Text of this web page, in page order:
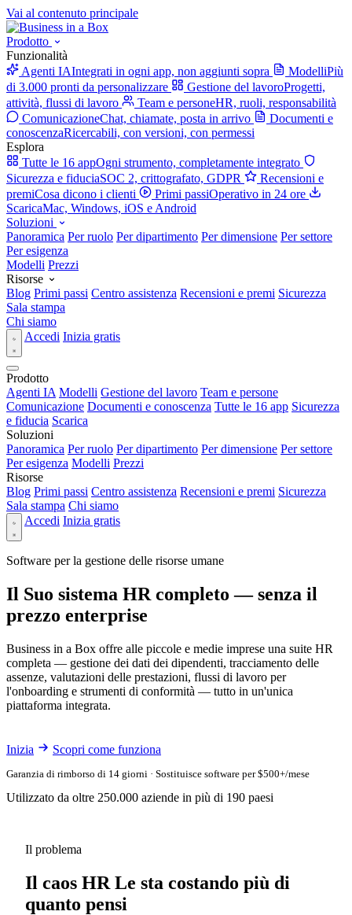
Vai al contenuto principale
Prodotto
Funzionalità
Agenti IAIntegrati in ogni app, non aggiunti sopra ModelliPiù
di 3.000 pronti da personalizzare
Gestione del lavoroProgetti,
attività, flussi di lavoro
Team e personeHR, ruoli, responsabilità
ComunicazioneChat, chiamate, posta in arrivo
Documenti e
conoscenzaRicercabili, con versioni, con permessi
Esplora
Tutte le 16 appOgni strumento, completamente integrato
Sicurezza e fiduciaSOC 2, crittografato, GDPR
Recensioni e
premiCosa dicono i clienti Primi passiOperativo in 24 ore
ScaricaMac, Windows, iOS e Android
Soluzioni
Panoramica Per ruolo Per dipartimento Per dimensione Per settore
Per esigenza
Modelli Prezzi
Risorse
Blog Primi passi Centro assistenza Recensioni e premi Sicurezza
Sala stampa
Chi siamo
Accedi Inizia gratis
Prodotto
Agenti IA Modelli Gestione del lavoro Team e persone
Comunicazione Documenti e conoscenza Tutte le 16 app Sicurezza
e fiducia Scarica
Soluzioni
Panoramica Per ruolo Per dipartimento Per dimensione Per settore
Per esigenza Modelli Prezzi
Risorse
Blog Primi passi Centro assistenza Recensioni e premi Sicurezza
Sala stampa Chi siamo
Accedi Inizia gratis
Software per la gestione delle risorse umane
Il Suo sistema HR completo — senza il
prezzo enterprise
Business in a Box offre alle piccole e medie imprese una suite HR
completa — gestione dei dati dei dipendenti, tracciamento delle
assenze, valutazioni delle prestazioni, flussi di lavoro per
l'onboarding e strumenti di conformità — tutto in un'unica
piattaforma integrata.
Inizia Scopri come funziona
Garanzia di rimborso di 14 giorni · Sostituisce software per $500+/mese
Utilizzato da oltre 250.000 aziende in più di 190 paesi
Il problema
Il caos HR Le sta costando più di
quanto pensi